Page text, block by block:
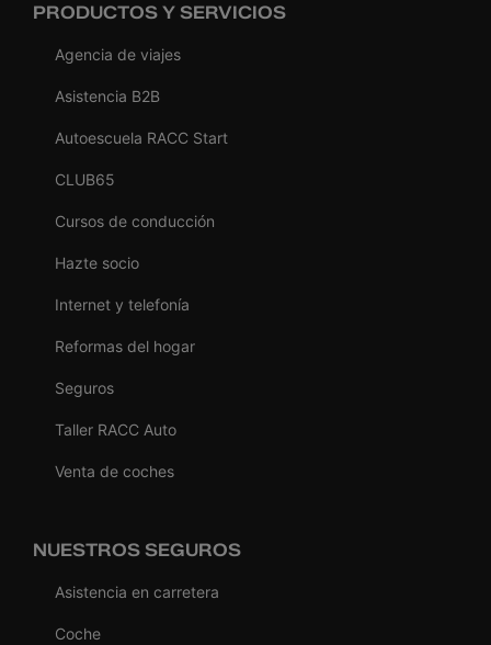
PRODUCTOS Y SERVICIOS
Agencia de viajes
Asistencia B2B
Autoescuela RACC Start
CLUB65
Cursos de conducción
Hazte socio
Internet y telefonía
Reformas del hogar
Seguros
Taller RACC Auto
Venta de coches
NUESTROS SEGUROS
Asistencia en carretera
Coche